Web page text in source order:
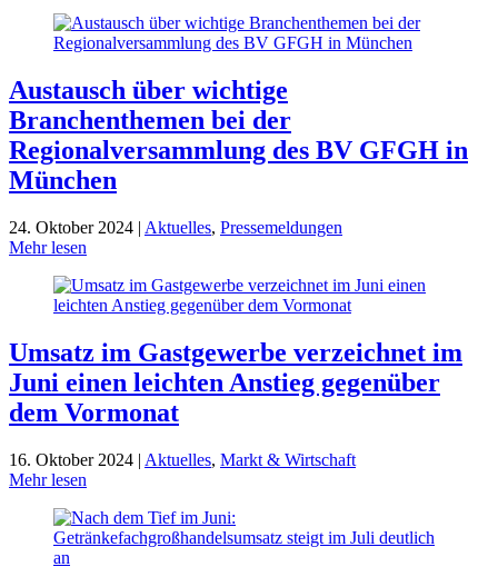
Austausch über wichtige
Branchenthemen bei der
Regionalversammlung des BV GFGH in
München
24. Oktober 2024 | Aktuelles, Pressemeldungen
Mehr lesen
Umsatz im Gastgewerbe verzeichnet im
Juni einen leichten Anstieg gegenüber
dem Vormonat
16. Oktober 2024 | Aktuelles, Markt & Wirtschaft
Mehr lesen